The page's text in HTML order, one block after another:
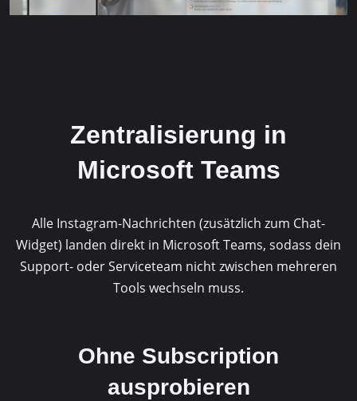
Zentralisierung in
Microsoft Teams
Alle Instagram-Nachrichten (zusätzlich zum Chat-
Widget) landen direkt in Microsoft Teams, sodass dein
Support- oder Serviceteam nicht zwischen mehreren
Tools wechseln muss.
Ohne Subscription
ausprobieren